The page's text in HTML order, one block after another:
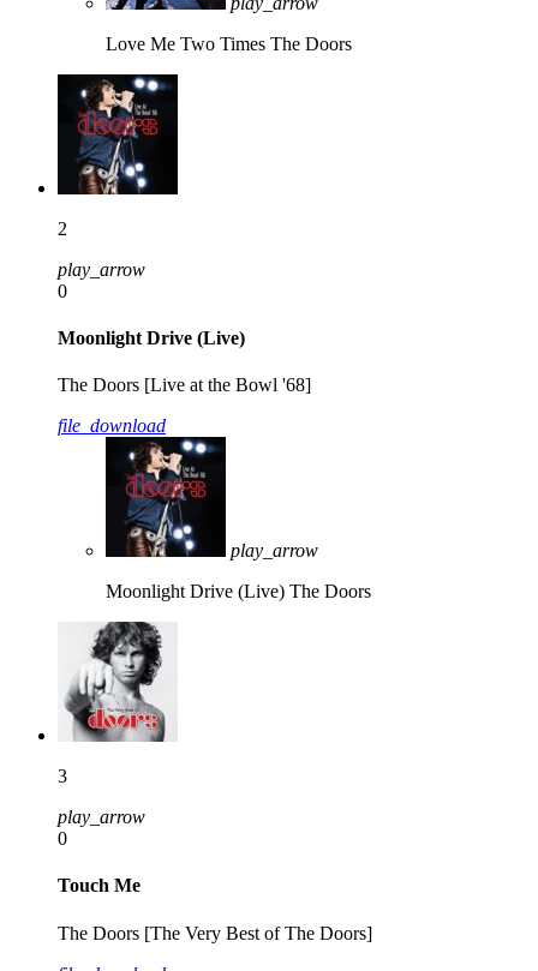
Love Me Two Times The Doors
2
play_arrow
0
Moonlight Drive (Live)
The Doors [Live at the Bowl '68]
file_download
play_arrow
Moonlight Drive (Live) The Doors
3
play_arrow
0
Touch Me
The Doors [The Very Best of The Doors]